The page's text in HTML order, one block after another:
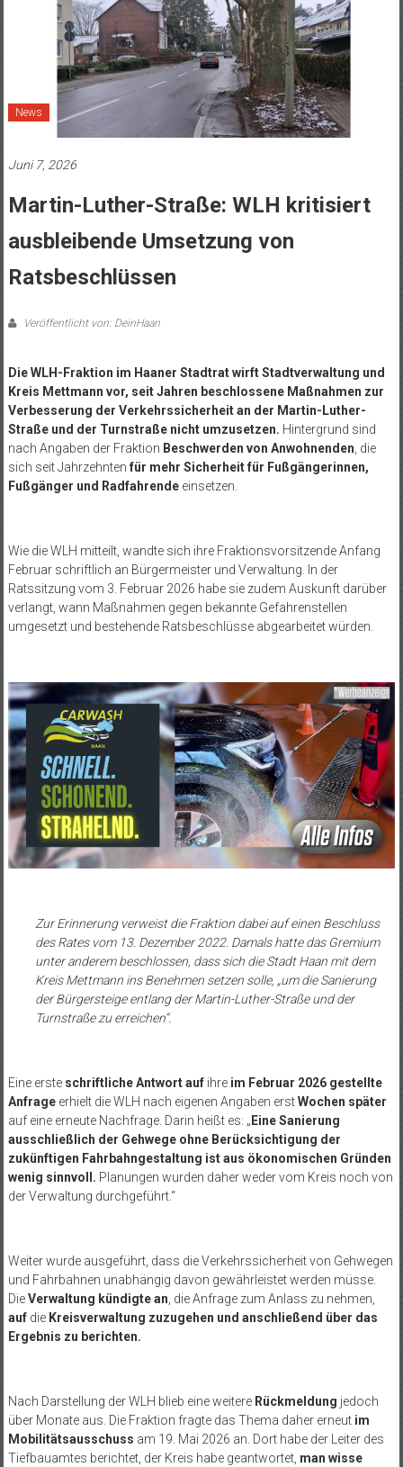
News
Juni 7, 2026
Martin-Luther-Straße: WLH kritisiert
ausbleibende Umsetzung von
Ratsbeschlüssen
Veröffentlicht von: DeinHaan
Die WLH-Fraktion im Haaner Stadtrat wirft Stadtverwaltung und
Kreis Mettmann vor, seit Jahren beschlossene Maßnahmen zur
Verbesserung der Verkehrssicherheit an der Martin-Luther-
Straße und der Turnstraße nicht umzusetzen. Hintergrund sind
nach Angaben der Fraktion Beschwerden von Anwohnenden , die
sich seit Jahrzehnten für mehr Sicherheit für Fußgängerinnen,
Fußgänger und Radfahrendeeinsetzen.
Wie die WLH mitteilt, wandte sich ihre Fraktionsvorsitzende Anfang
Februar schriftlich an Bürgermeister und Verwaltung. In der
Ratssitzung vom 3. Februar 2026 habe sie zudem Auskunft darüber
verlangt, wann Maßnahmen gegen bekannte Gefahrenstellen
umgesetzt und bestehende Ratsbeschlüsse abgearbeitet würden.
Zur Erinnerung verweist die Fraktion dabei auf einen Beschluss
des Rates vom 13. Dezember 2022. Damals hatte das Gremium
unter anderem beschlossen, dass sich die Stadt Haan mit dem
Kreis Mettmann ins Benehmen setzen solle, „um die Sanierung
der Bürgersteige entlang der Martin-Luther-Straße und der
Turnstraße zu erreichen“.
Eine erste schriftliche Antwort aufihreim Februar 2026 gestellte
Anfrageerhielt die WLH nach eigenen Angaben erstWochen später
auf eine erneute Nachfrage. Darin heißt es: „ Eine Sanierung
ausschließlich der Gehwege ohne Berücksichtigung der
zukünftigen Fahrbahngestaltung ist aus ökonomischen Gründen
wenig sinnvoll. Planungen wurden daher weder vom Kreis noch von
der Verwaltung durchgeführt.“
Weiter wurde ausgeführt, dass die Verkehrssicherheit von Gehwegen
und Fahrbahnen unabhängig davon gewährleistet werden müsse.
DieVerwaltung kündigte an, die Anfrage zum Anlass zu nehmen,
aufdie Kreisverwaltung zuzugehen und anschließend über das
Ergebnis zu berichten.
Nach Darstellung der WLH blieb eine weitere Rückmeldung jedoch
über Monate aus. Die Fraktion fragte das Thema daher erneut im
Mobilitätsausschuss am 19. Mai 2026 an. Dort habe der Leiter des
Tiefbauamtes berichtet, der Kreis habe geantwortet, man wisse